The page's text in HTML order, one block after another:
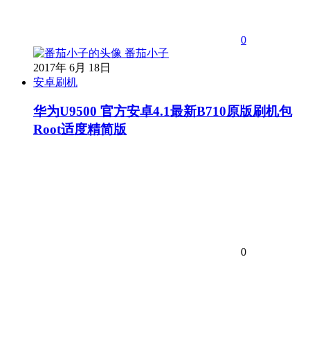
0
番茄小子
2017年 6月 18日
安卓刷机
华为U9500 官方安卓4.1最新B710原版刷机包
Root适度精简版
0